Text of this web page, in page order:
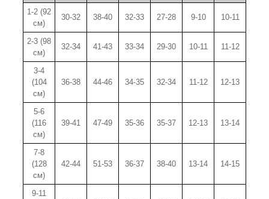
1-2 (92
см)
30-32 38-40 32-33 27-28 9-10 10-11
2-3 (98
см)
32-34 41-43 33-34 29-30 10-11 11-12
3-4
(104
см)
36-38 44-46 34-35 32-34 11-12 12-13
5-6
(116
см)
39-41 47-49 35-36 35-37 12-13 13-14
7-8
(128
см)
42-44 51-53 36-37 38-40 13-14 14-15
9-11